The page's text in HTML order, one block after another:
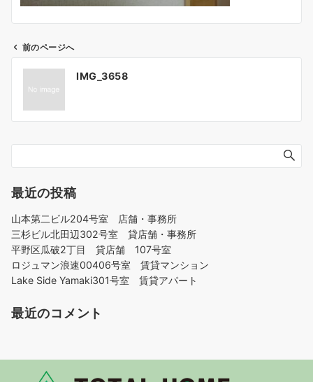
シ
ョ
前のページへ
IMG_3658
最近の投稿
山本第二ビル204号室 店舗・事務所
三杉ビル北田辺302号室 貸店舗・事務所
平野区瓜破2丁目 貸店舗 107号室
ロジュマン浪速00406号室 賃貸マンション
Lake Side Yamaki301号室 賃貸アパート
最近のコメント